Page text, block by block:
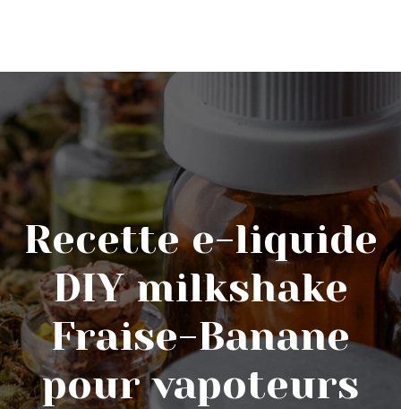
Recette e-liquide
DIY milkshake
Fraise-Banane
pour vapoteurs